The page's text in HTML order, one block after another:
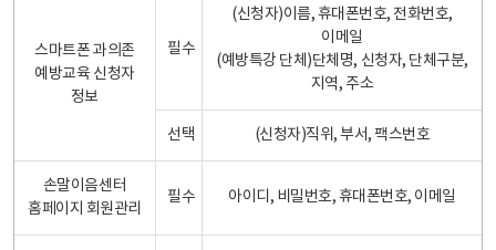
스마트폰 과의존
예방교육 신청자
정보
필수
(신청자)이름, 휴대폰번호, 전화번호,
이메일
(예방특강 단체)단체명, 신청자, 단체구분,
지역, 주소
선택 (신청자)직위, 부서, 팩스번호
손말이음센터
홈페이지 회원관리
필수 아이디, 비밀번호, 휴대폰번호, 이메일